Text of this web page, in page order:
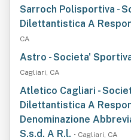
Sarroch Polisportiva -
Dilettantistica A
CA
Astro - Societa'
Cagliari, CA
Atletico Cagliari -
Dilettantistica A
Denominazione
S.s.d. A R.l. • Cagliari, CA